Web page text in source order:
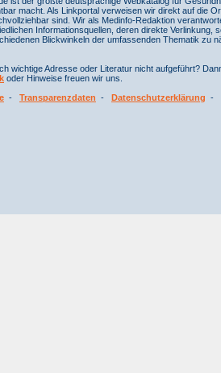
macht. Als Linkportal verweisen wir direkt auf die
sind. Wir als Medinfo-Redaktion
Informationsquellen, deren direkte
Blickwinkeln der umfassenden Thematik
wichtige Adresse oder Literatur nicht aufgeführt?
oder Hinweise freuen wir uns.
- Transparenzdaten - Datenschutzerklärung -